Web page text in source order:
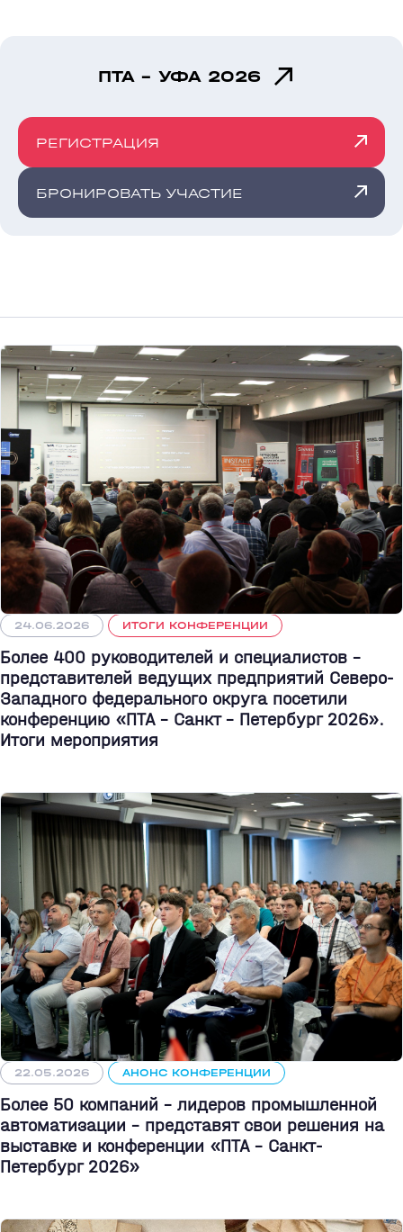
ПТА - УФА 2026
РЕГИСТРАЦИЯ
БРОНИРОВАТЬ УЧАСТИЕ
24.06.2026 ИТОГИ КОНФЕРЕНЦИИ
Более 400 руководителей и специалистов –
представителей ведущих предприятий Северо-
Западного федерального округа посетили
конференцию «ПТА – Санкт - Петербург 2026».
Итоги мероприятия
22.05.2026 АНОНС КОНФЕРЕНЦИИ
Более 50 компаний - лидеров промышленной
автоматизации - представят свои решения на
выставке и конференции «ПТА – Санкт-
Петербург 2026»